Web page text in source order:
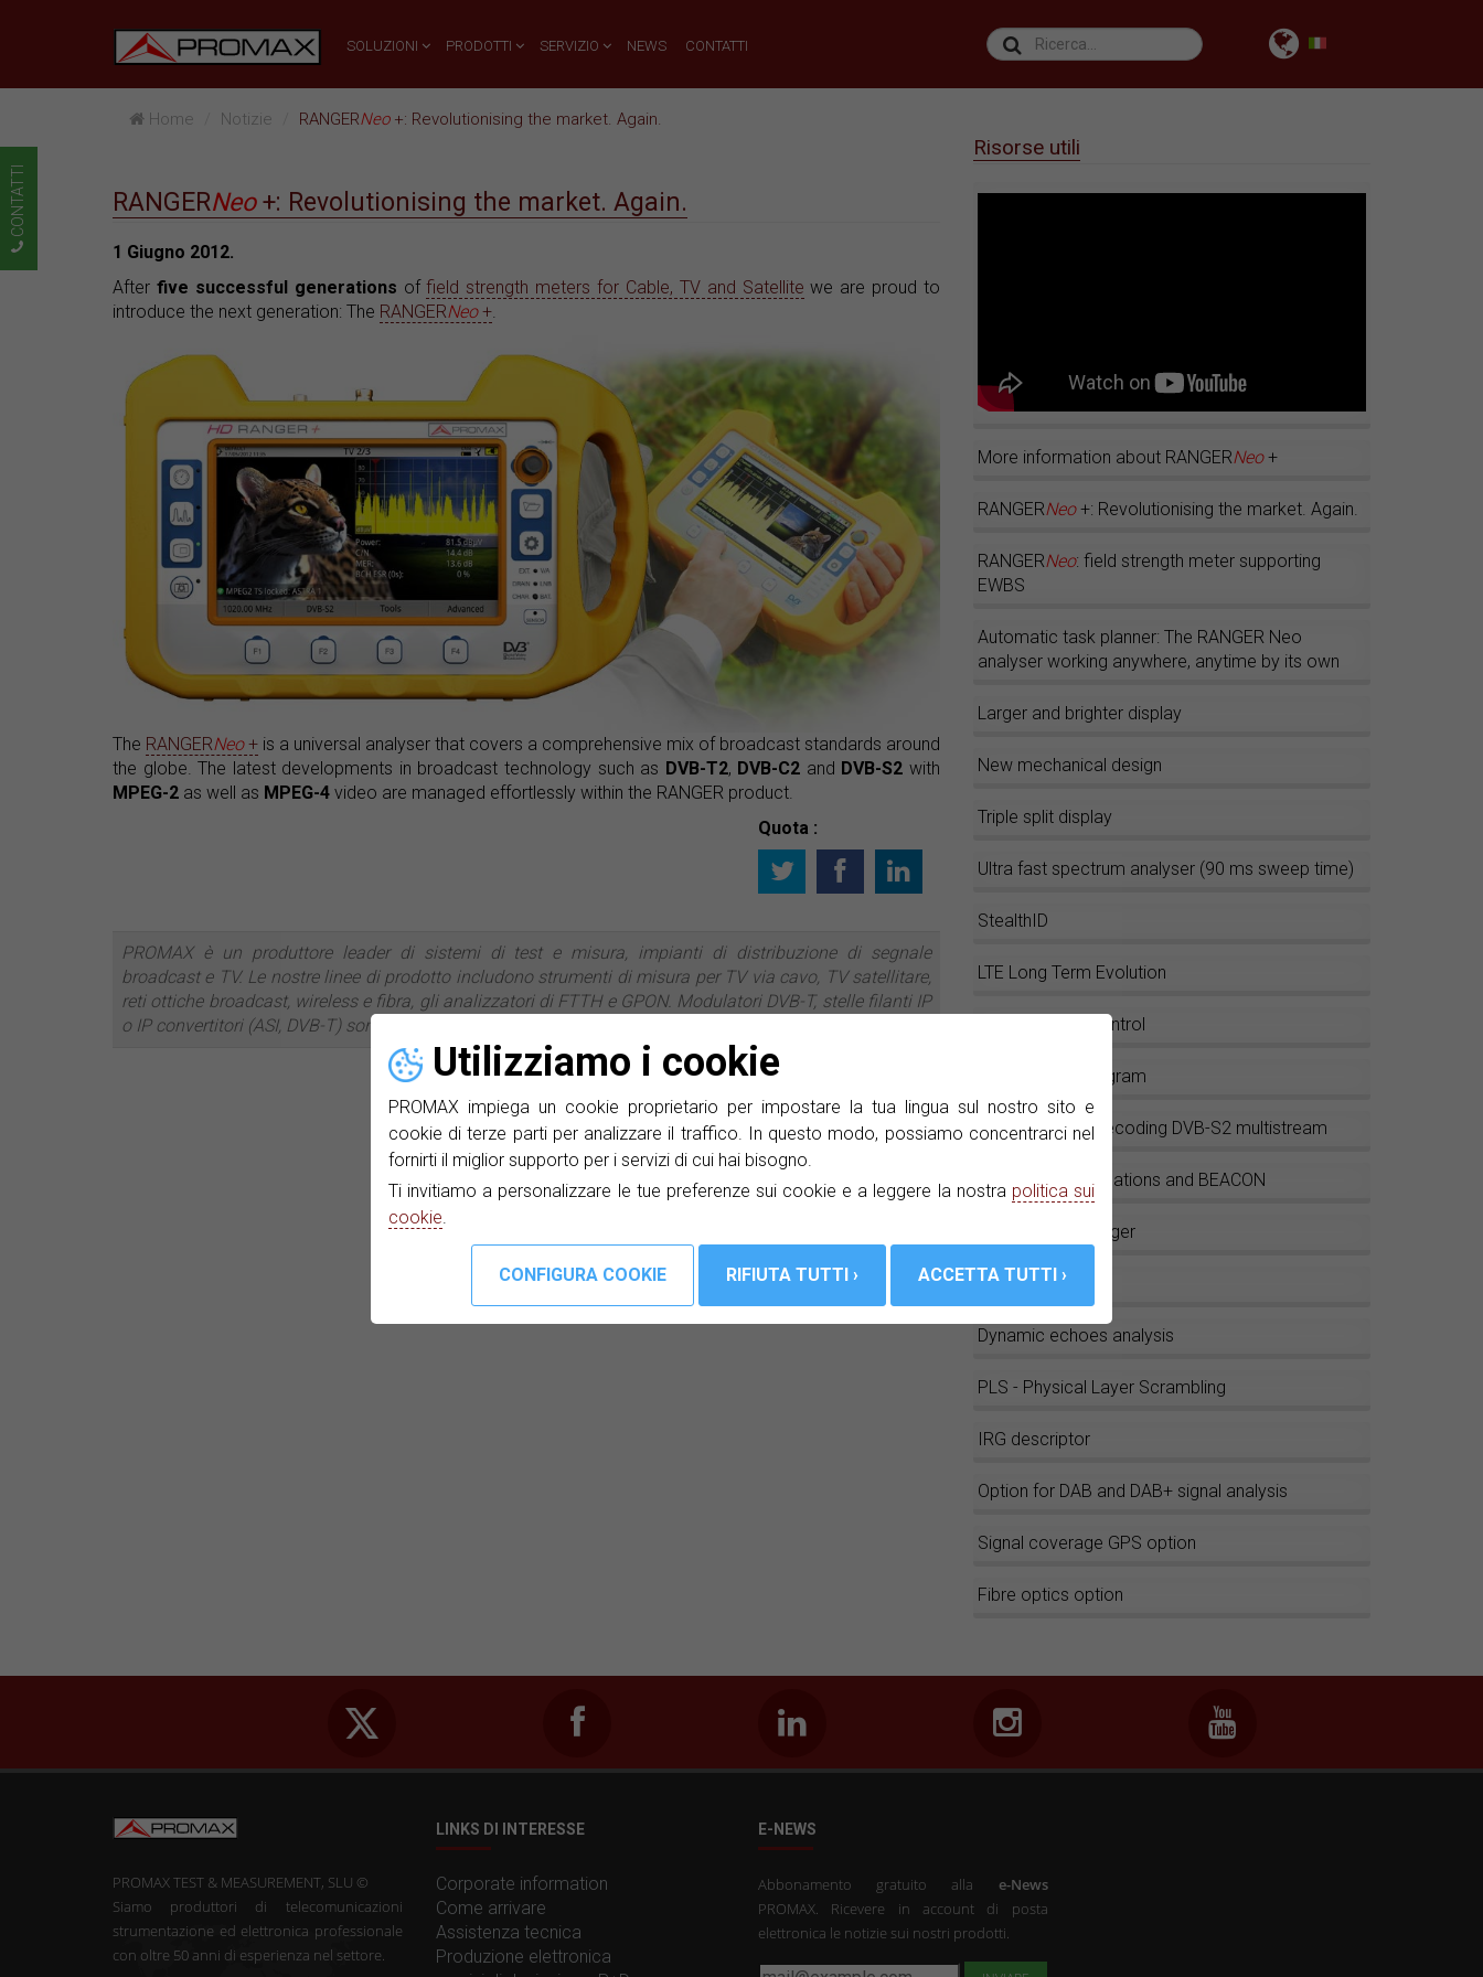
Utilizziamo i cookie
PROMAX impiega un cookie proprietario per impostare la tua lingua sul nostro sito e
cookie di terze parti per analizzare il traffico. In questo modo, possiamo concentrarci nel
fornirti il miglior supporto per i servizi di cui hai bisogno.
Ti invitiamo a personalizzare le tue preferenze sui cookie e a leggere la nostra politica sui
cookie.
SOLUZIONI PRODOTTI SERVIZIO NEWS CONTATTI
Home Notizie RANGERNeo+: Revolutionising the market. Again.
RANGERNeo+: Revolutionising the market. Again.
1 Giugno 2012.
After five successful generations offield strength meters for Cable, TV and Satellite we are proud to
introduce the next generation: The RANGERNeo+.
The RANGERNeo+ is a universal analyser that covers a comprehensive mix of broadcast standards around
the globe. The latest developments in broadcast technology such as DVB-T2, DVB-C2 and DVB-S2 with
MPEG-2 as well as MPEG-4 video are managed effortlessly within the RANGER product.
Quota :
PROMAX è un produttore leader di sistemi di test e misura, impianti di distribuzione di segnale
broadcast e TV. Le nostre linee di prodotto includono strumenti di misura per TV via cavo, TV satellitare,
reti ottiche broadcast, wireless e fibra, gli analizzatori di FTTH e GPON. Modulatori DVB-T, stelle filanti IP
o IP convertitori (ASI, DVB-T) sono tra i più recenti sviluppi della società.
Risorse utili
More information about RANGERNeo+
RANGERNeo+: Revolutionising the market. Again.
RANGERNeo: field strength meter supporting
EWBS
Automatic task planner: The RANGER Neo
analyser working anywhere, anytime by its own
Larger and brighter display
New mechanical design
Triple split display
Ultra fast spectrum analyser (90 ms sweep time)
StealthID
LTE Long Term Evolution
Smart Battery control
Constellation diagram
Measuring and decoding DVB-S2 multistream
SNG, VSAT applications and BEACON
Installation manager
Datalogger
Dynamic echoes analysis
PLS - Physical Layer Scrambling
IRG descriptor
Option for DAB and DAB+ signal analysis
Signal coverage GPS option
Fibre optics option
PROMAX TEST & MEASUREMENT, SLU ©
Siamo produttori di telecomunicazioni
strumentazione ed elettronica professionale
con oltre 50 anni di esperienza nel settore.
LINKS DI INTERESSE
Corporate information
Come arrivare
Assistenza tecnica
Produzione elettronica
E-NEWS
Abbonamento gratuito alla e-News
PROMAX. Ricevere in account di posta
elettronica le notizie sui nostri prodotti.
CONTATTI